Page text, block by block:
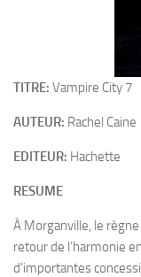
TITRE: Vampire City 7
AUTEUR: Rachel Caine
EDITEUR: Hachette
RESUME
À Morganville, le
retour de l’harmonie
d’importantes